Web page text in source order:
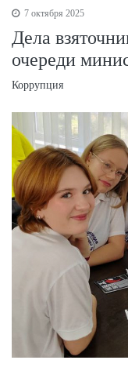
7 октября 2025
Дела
очереди
Коррупция